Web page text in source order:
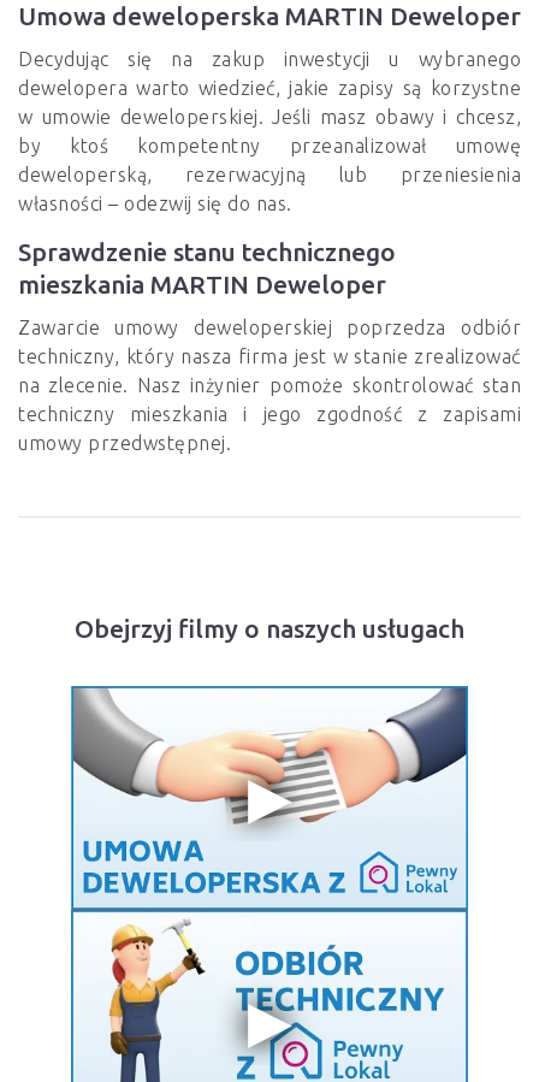
Umowa deweloperska MARTIN Deweloper
Decydując się na zakup inwestycji u wybranego
dewelopera warto wiedzieć, jakie zapisy są korzystne
w umowie deweloperskiej. Jeśli masz obawy i chcesz,
by ktoś kompetentny przeanalizował umowę
deweloperską, rezerwacyjną lub przeniesienia
własności – odezwij się do nas.
Sprawdzenie stanu technicznego
mieszkania MARTIN Deweloper
Zawarcie umowy deweloperskiej poprzedza odbiór
techniczny, który nasza firma jest w stanie zrealizować
na zlecenie. Nasz inżynier pomoże skontrolować stan
techniczny mieszkania i jego zgodność z zapisami
umowy przedwstępnej.
Obejrzyj filmy o naszych usługach